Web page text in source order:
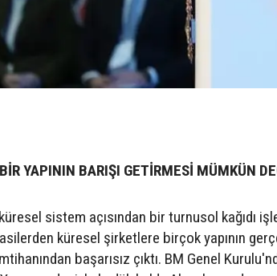
YAPININ BARIŞI GETİRMESİ MÜMKÜN
sistem açısından bir turnusol kağıdı
küresel şirketlere birçok yapının
başarısız çıktı. BM Genel